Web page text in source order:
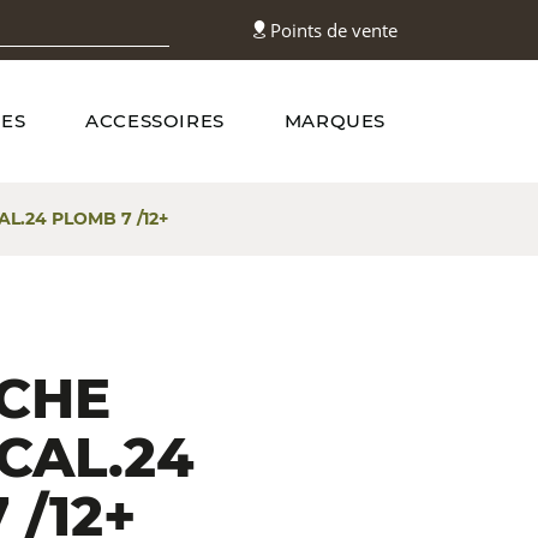
Points de vente
ACCESSOIRES MARQUES
PLOMB 7 /12+
/12+